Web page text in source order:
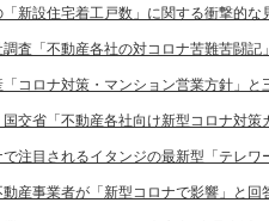
新設住宅着工戸数」に関する衝撃的な
査「不動産各社の対コロナ苦難苦闘記
「コロナ対策・マンション営業方針」
交省「不動産各社向け新型コロナ対策
注目されるイタンジの最新型「テレワ
動産事業者が「新型コロナで影響」と